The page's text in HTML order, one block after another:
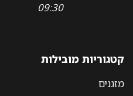
09:30
קטגוריות מובילות
מזגנים